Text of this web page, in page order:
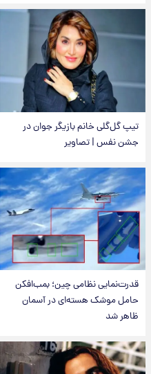
تیپ گل‌گلی خانم بازیگر جوان در
جشن نفس | تصاویر
قدرت‌نمایی نظامی چین؛ بمب‌افکن
حامل موشک هسته‌ای در آسمان
ظاهر شد